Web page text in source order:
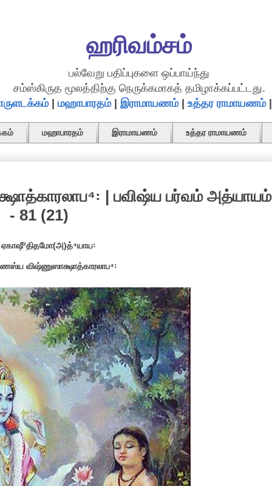
ஹரிவம்சம்
பல்வேறு பதிப்புகளை ஒப்பாய்ந்து
சம்ஸ்கிருத மூலத்திற்கு நெருக்கமாகத் தமிழாக்கப்பட்டது.
| மஹாபாரதம்| இராமாயணம்| உத்தர ராமாயணம்|
மஹாபாரதம் இராமாயணம் உத்தர ராமாயணம்
| பவிஷ்ய பர்வம் அத்யாயம்
- 81 (21)
விஷ்ணுஸாக்ஷாத்காரலாப⁴꞉